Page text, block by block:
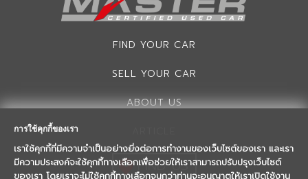
FIND YOUR CAR
SELL YOUR CAR
ABOUT US
FIND US
การใช้คุกกี้ของเรา
เราใช้คุกกี้ที่มีความจำเป็นอย่างยิ่งต่อการทำงานของเว็บไซต์ของเรา และเรา
มีความประสงค์จะใช้คุกกี้ทางเลือกเพื่อช่วยให้เราสามารถปรับปรุงเว็บไซต์
ของเรา โดยเราจะไม่ใช้คุกกี้ทางเลือกจนกว่าท่านจะอนุญาตให้เราเปิดใช้งาน